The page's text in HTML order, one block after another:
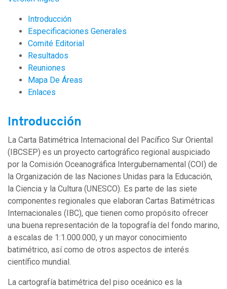
Introducción
Especificaciones Generales
Comité Editorial
Resultados
Reuniones
Mapa De Áreas
Enlaces
Introducción
La Carta Batimétrica Internacional del Pacífico Sur Oriental
(IBCSEP) es un proyecto cartográfico regional auspiciado
por la Comisión Oceanográfica Intergubernamental (COI) de
la Organización de las Naciones Unidas para la Educación,
la Ciencia y la Cultura (UNESCO). Es parte de las siete
componentes regionales que elaboran Cartas Batimétricas
Internacionales (IBC), que tienen como propósito ofrecer
una buena representación de la topografía del fondo marino,
a escalas de 1:1.000.000, y un mayor conocimiento
batimétrico, así como de otros aspectos de interés
científico mundial.
La cartografía batimétrica del piso oceánico es la